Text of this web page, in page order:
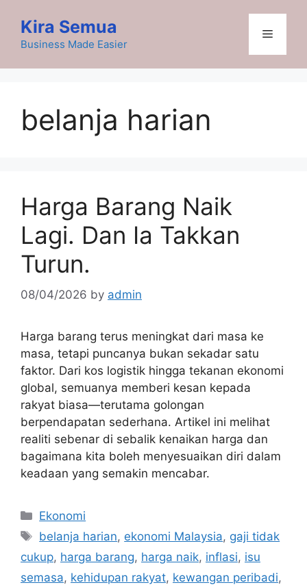
content
Kira Semua
Business Made Easier
Menu
belanja harian
Harga Barang Naik
Lagi. Dan Ia Takkan
Turun.
08/04/2026 by admin
Harga barang terus meningkat dari masa ke
masa, tetapi puncanya bukan sekadar satu
faktor. Dari kos logistik hingga tekanan ekonomi
global, semuanya memberi kesan kepada
rakyat biasa—terutama golongan
berpendapatan sederhana. Artikel ini melihat
realiti sebenar di sebalik kenaikan harga dan
bagaimana kita boleh menyesuaikan diri dalam
keadaan yang semakin mencabar.
Categories
Ekonomi
Tags
belanja harian, ekonomi Malaysia, gaji tidak
cukup, harga barang, harga naik, inflasi, isu
semasa, kehidupan rakyat, kewangan peribadi,